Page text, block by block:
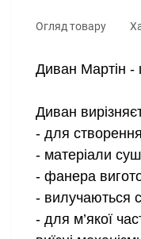
Огляд товару
Диван Мартін -
Диван
- для
- матеріали
- фанера
- вилучаються
- для м’якої